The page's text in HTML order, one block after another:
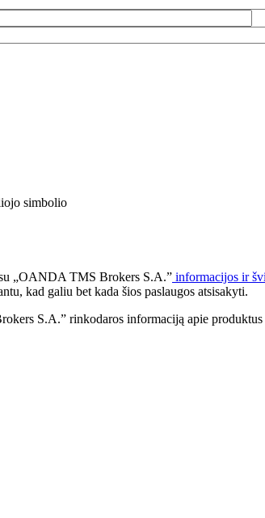
simbolio
„OANDA TMS Brokers S.A.” informacijos ir
kad galiu bet kada šios paslaugos atsisakyti.
S.A.” rinkodaros informaciją apie